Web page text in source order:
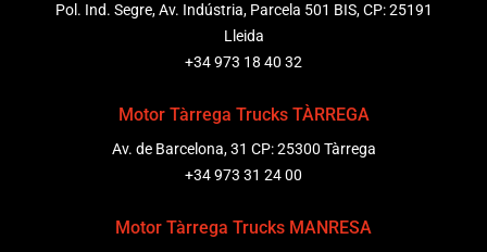
Pol. Ind. Segre, Av. Indústria, Parcela 501 BIS, CP: 25191
Lleida
+34 973 18 40 32
Motor Tàrrega Trucks TÀRREGA
Av. de Barcelona, 31 CP: 25300 Tàrrega
+34 973 31 24 00
Motor Tàrrega Trucks MANRESA